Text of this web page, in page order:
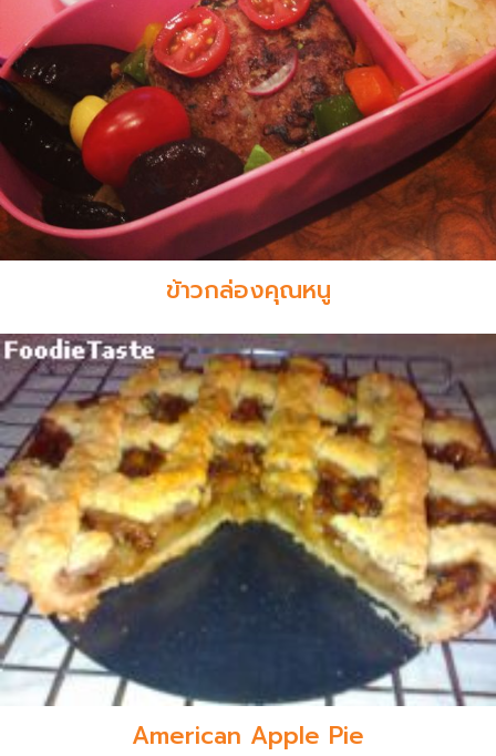
ข้าวกล่องคุณหนู
American Apple Pie